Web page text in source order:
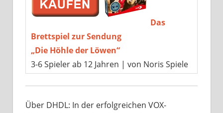
Das
Brettspiel zur Sendung
„Die Höhle der Löwen“
3-6 Spieler ab 12 Jahren | von Noris Spiele
Über DHDL: In der erfolgreichen VOX-